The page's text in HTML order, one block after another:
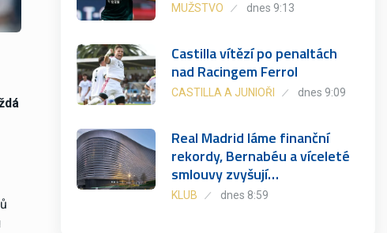
MUŽSTVO dnes 9:13
Castilla vítězí po penaltách
nad Racingem Ferrol
CASTILLA A JUNIOŘI dnes 9:09
Real Madrid láme finanční
rekordy, Bernabéu a víceleté
smlouvy zvyšují…
KLUB dnes 8:59